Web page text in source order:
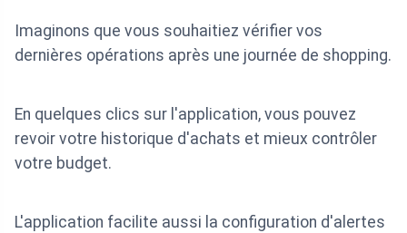
Imaginons que vous souhaitiez vérifier vos
dernières opérations après une journée de shopping.
En quelques clics sur l'application, vous pouvez
revoir votre historique d'achats et mieux contrôler
votre budget.
L'application facilite aussi la configuration d'alertes